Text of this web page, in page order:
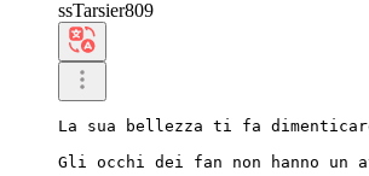
ssTarsier809
La sua bellezza ti fa
Gli occhi dei fan non hanno un